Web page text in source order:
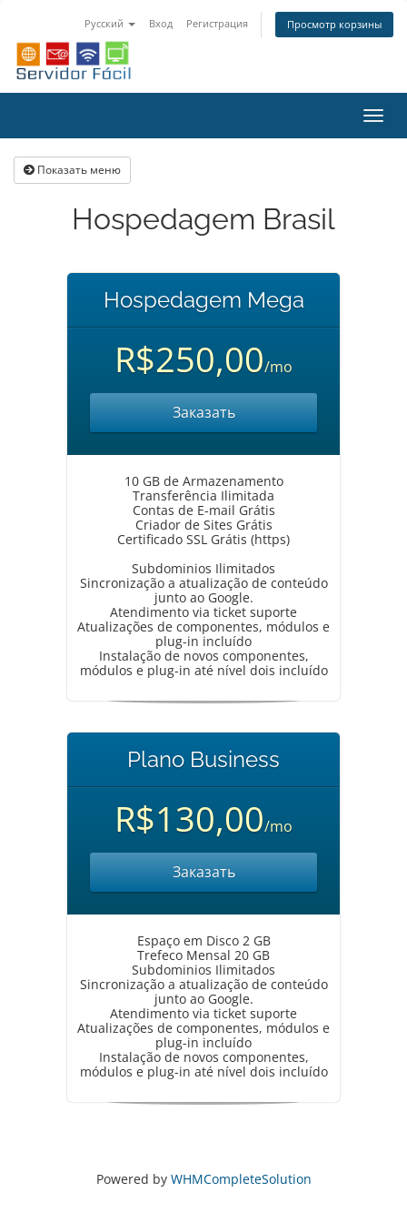
Русский Вход Регистрация Просмотр корзины
Показать меню
Hospedagem Brasil
Hospedagem Mega
R$250,00/mo
Заказать
10 GB de Armazenamento
Transferência Ilimitada
Contas de E-mail Grátis
Criador de Sites Grátis
Certificado SSL Grátis (https)
Subdominios Ilimitados
Sincronização a atualização de conteúdo
junto ao Google.
Atendimento via ticket suporte
Atualizações de componentes, módulos e
plug-in incluído
Instalação de novos componentes,
módulos e plug-in até nível dois incluído
Plano Business
R$130,00/mo
Заказать
Espaço em Disco 2 GB
Trefeco Mensal 20 GB
Subdominios Ilimitados
Sincronização a atualização de conteúdo
junto ao Google.
Atendimento via ticket suporte
Atualizações de componentes, módulos e
plug-in incluído
Instalação de novos componentes,
módulos e plug-in até nível dois incluído
Powered by WHMCompleteSolution